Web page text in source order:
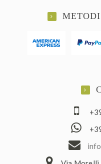
ofni